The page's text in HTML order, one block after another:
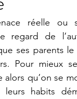
réelle ou
regard de
ses parents
Pour mieux
qu’on se
habits